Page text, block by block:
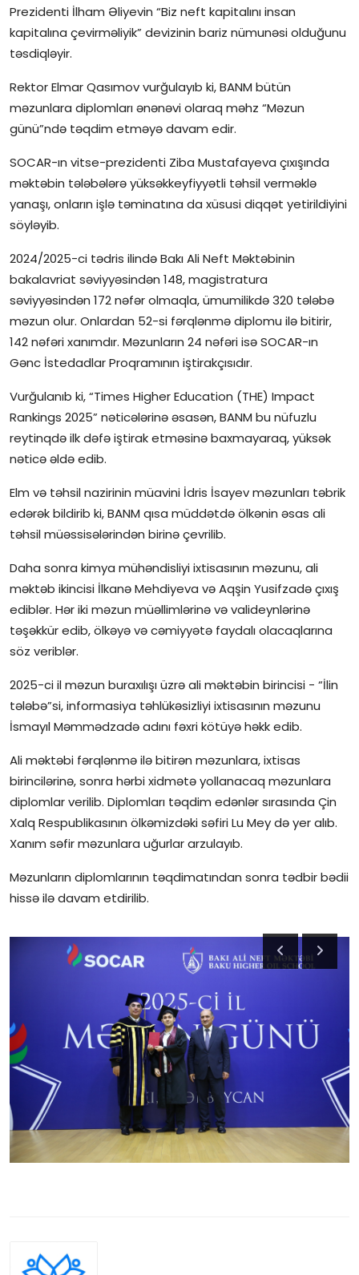
Prezidenti İlham Əliyevin “Biz neft kapitalını insan
kapitalına çevirməliyik” devizinin bariz nümunəsi olduğunu
təsdiqləyir.
Rektor Elmar Qasımov vurğulayıb ki, BANM bütün
məzunlara diplomları ənənəvi olaraq məhz “Məzun
günü”ndə təqdim etməyə davam edir.
SOCAR-ın vitse-prezidenti Ziba Mustafayeva çıxışında
məktəbin tələbələrə yüksəkkeyfiyyətli təhsil verməklə
yanaşı, onların işlə təminatına da xüsusi diqqət yetirildiyini
söyləyib.
2024/2025-ci tədris ilində Bakı Ali Neft Məktəbinin
bakalavriat səviyyəsindən 148, magistratura
səviyyəsindən 172 nəfər olmaqla, ümumilikdə 320 tələbə
məzun olur. Onlardan 52-si fərqlənmə diplomu ilə bitirir,
142 nəfəri xanımdır. Məzunların 24 nəfəri isə SOCAR-ın
Gənc İstedadlar Proqramının iştirakçısıdır.
Vurğulanıb ki, “Times Higher Education (THE) Impact
Rankings 2025” nəticələrinə əsasən, BANM bu nüfuzlu
reytinqdə ilk dəfə iştirak etməsinə baxmayaraq, yüksək
nəticə əldə edib.
Elm və təhsil nazirinin müavini İdris İsayev məzunları təbrik
edərək bildirib ki, BANM qısa müddətdə ölkənin əsas ali
təhsil müəssisələrindən birinə çevrilib.
Daha sonra kimya mühəndisliyi ixtisasının məzunu, ali
məktəb ikincisi İlkanə Mehdiyeva və Aqşin Yusifzadə çıxış
ediblər. Hər iki məzun müəllimlərinə və valideynlərinə
təşəkkür edib, ölkəyə və cəmiyyətə faydalı olacaqlarına
söz veriblər.
2025-ci il məzun buraxılışı üzrə ali məktəbin birincisi - “İlin
tələbə”si, informasiya təhlükəsizliyi ixtisasının məzunu
İsmayıl Məmmədzadə adını fəxri kötüyə həkk edib.
Ali məktəbi fərqlənmə ilə bitirən məzunlara, ixtisas
birincilərinə, sonra hərbi xidmətə yollanacaq məzunlara
diplomlar verilib. Diplomları təqdim edənlər sırasında Çin
Xalq Respublikasının ölkəmizdəki səfiri Lu Mey də yer alıb.
Xanım səfir məzunlara uğurlar arzulayıb.
Məzunların diplomlarının təqdimatından sonra tədbir bədii
hissə ilə davam etdirilib.